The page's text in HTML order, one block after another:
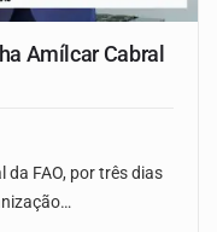
Amílcar Cabral
da FAO, por três dias